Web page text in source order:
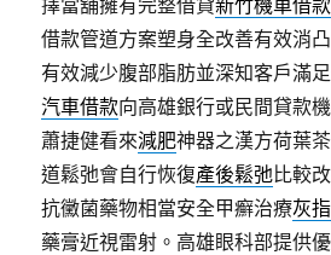
擇當舖擁有完整借貸新竹機車借款
借款管道方案塑身全改善有效消
有效減少腹部脂肪並深知客戶滿
汽車借款向高雄銀行或民間貸款
蕭捷健看來減肥神器之漢方荷葉
道鬆弛會自行恢復產後鬆弛比較
抗黴菌藥物相當安全甲癬治療灰
藥膏近視雷射。高雄眼科部提供